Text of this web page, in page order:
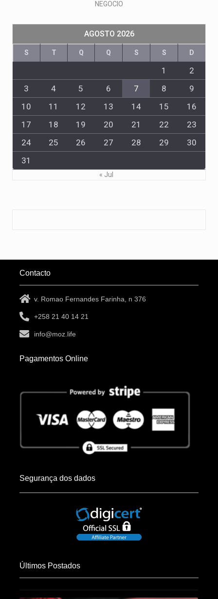
NEGOCIO
AGOSTO 2026
S T Q Q S S D
1
2
3
4 5 6 7 8
9
10
11 12 13 14 15
16
17
18 19 20 21 22
23
24
25 26 27 28 29
30
31
« Jul
Contacto
v. Romao Fernandes Farinha, n 376
+258 21 40 14 21
info@moz.life
Pagamentos Online
Segurança dos dados
Últimos Postados